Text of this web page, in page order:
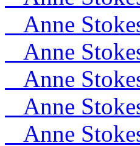
Anne
Anne
Anne
Anne
Anne